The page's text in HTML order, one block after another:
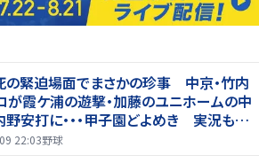
の緊迫場面でまさかの珍事 中京・竹内
が霞ケ浦の遊撃・加藤のユニホームの中
野安打に・・・甲子園どよめき 実況も驚
！」22:03野球